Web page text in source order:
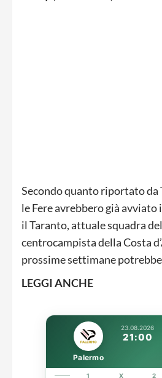
Secondo quanto riportato
le Fere avrebbero già
il Taranto, attuale squadra
centrocampista della Costa
prossime settimane
LEGGI ANCHE
23.08.2026
21:00
Palermo
1 X 2